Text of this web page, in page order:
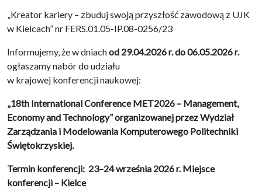
„Kreator kariery – zbuduj swoją przyszłość zawodową z UJK
w Kielcach” nr FERS.01.05-IP.08-0256/23
Informujemy, że w dniachod 29.04.2026 r. do 06.05.2026 r.
ogłaszamy nabór do udziału
w krajowej konferencji naukowej:
„18th International Conference MET2026 – Management,
Economy and Technology”organizowanej przez Wydział
Zarządzania i Modelowania Komputerowego Politechniki
Świętokrzyskiej.
Termin konferencji: 23–24 września 2026 r. Miejsce
konferencji – Kielce